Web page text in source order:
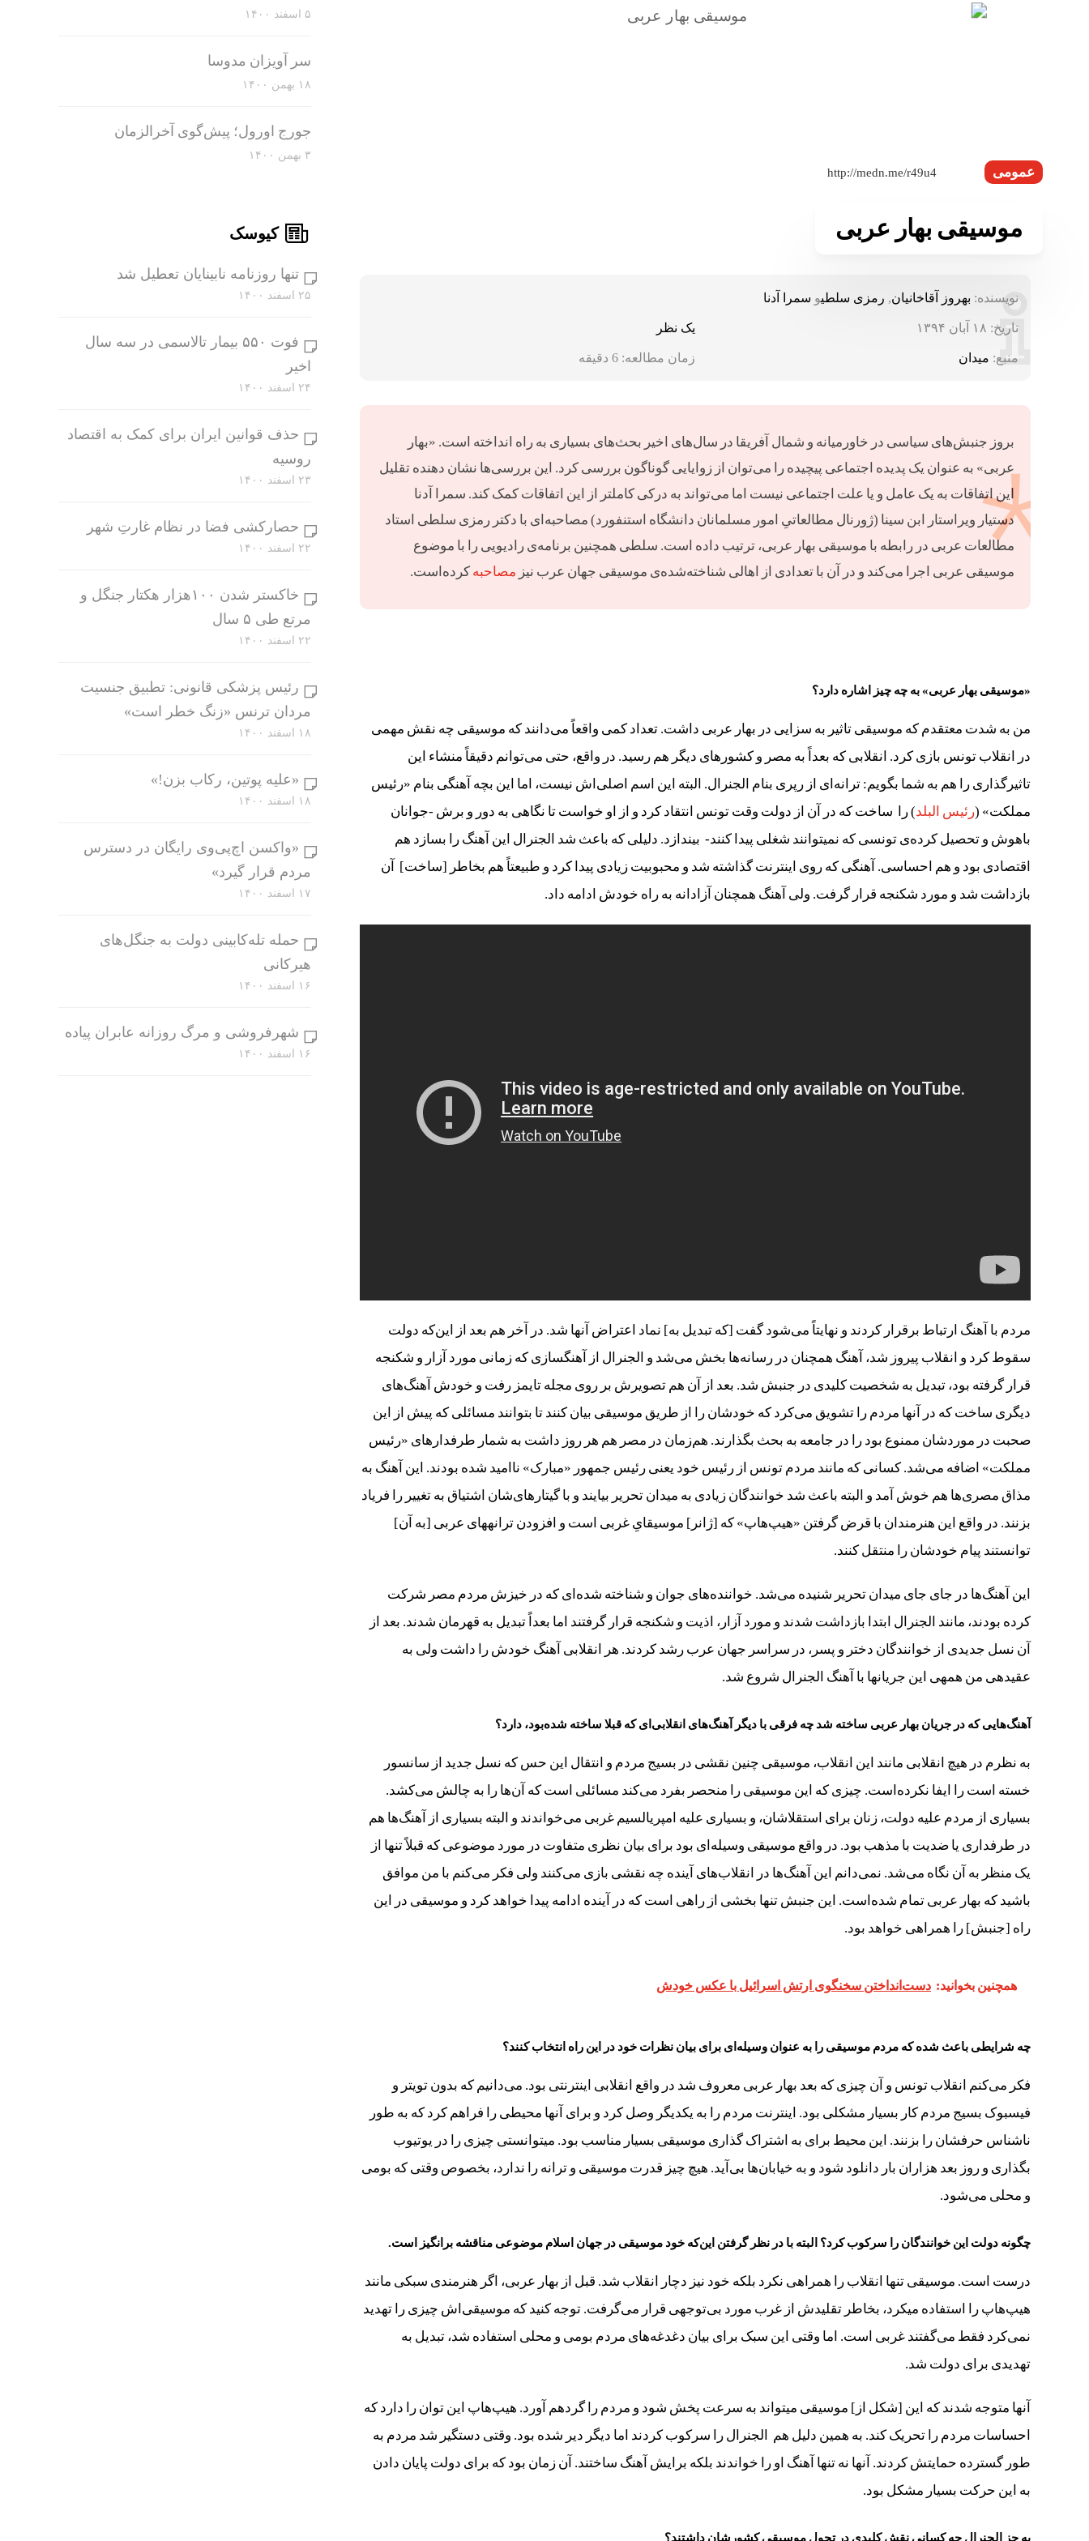
عمومی
موسیقی بهار عربی
نویسنده: بهروز آقاخانیان, رمزی سلطیو سمرا آدنا
تاریخ: ۱۸ آبان ۱۳۹۴ یک نظر
منبع: میدان زمان مطالعه: 6 دقیقه
بروز جنبش‌های سیاسی در خاورمیانه و شمال آفریقا در سال‌های اخیر بحث‌های بسیاری به راه انداخته است. «بهار
عربی» به عنوان یک پدیده اجتماعی پیچیده را می‌توان از زوایایی گوناگون بررسی کرد. این بررسی‌ها نشان دهنده تقلیل
این اتفاقات به یک عامل و یا علت اجتماعی نیست اما می‌تواند به درکی کاملتر از این اتفاقات کمک کند. سمرا آدنا
دستیار ویراستار ابن سینا (ژورنال مطالعاتیِ امور مسلمانان دانشگاه استنفورد) مصاحبه‌ای با دکتر رمزی سلطی استاد
مطالعات عربی در رابطه با موسیقی بهار عربی، ترتیب داده است. سلطی همچنین برنامه‌ی رادیویی را با موضوع
موسیقی عربی اجرا می‌کند و در آن با تعدادی از اهالی شناخته‌شده‌ی موسیقی جهان عرب نیز مصاحبه کرده‌است.
«موسیقی بهار عربی» به چه چیز اشاره دارد؟
من به شدت معتقدم که موسیقی تاثیر به سزایی در بهار عربی داشت. تعداد کمی واقعاً می‌دانند که موسیقی چه نقش مهمی
در انقلاب تونس بازی کرد. انقلابی که بعداً به مصر و کشورهای دیگر هم رسید. در واقع، حتی می‌توانم دقیقاً منشاء این
تاثیرگذاری را هم به شما بگویم: ترانه‌ای از رپری بنام الجنرال. البته این اسم اصلی‌اش نیست، اما این بچه آهنگی بنام «رئیس
مملکت» (رئیس البلد) را ساخت که در آن از دولت وقت تونس انتقاد کرد و از او خواست تا نگاهی به دور و برش -جوانان
باهوش و تحصیل کرده‌ی تونسی که نمیتوانند شغلی پیدا کنند- بیندازد. دلیلی که باعث شد الجنرال این آهنگ را بسازد هم
اقتصادی بود و هم احساسی. آهنگی که روی اینترنت گذاشته شد و محبوبیت زیادی پیدا کرد و طبیعتاً هم بخاطر [ساخت] آن
بازداشت شد و مورد شکنجه قرار گرفت. ولی آهنگ همچنان آزادانه به راه خودش ادامه داد.
مردم با آهنگ ارتباط برقرار کردند و نهایتاً می‌شود گفت [که تبدیل به] نماد اعتراض آنها شد. در آخر هم بعد از این‌که دولت
سقوط کرد و انقلاب پیروز شد، آهنگ همچنان در رسانه‌ها بخش می‌شد و الجنرال از آهنگسازی که زمانی مورد آزار و شکنجه
قرار گرفته‌ بود، تبدیل به شخصیت کلیدی در جنبش شد. بعد از آن هم تصویرش بر روی مجله تایمز رفت و خودش آهنگ‌های
دیگری ساخت که در آنها مردم را تشویق می‌کرد که خودشان را از طریق موسیقی بیان کنند تا بتوانند مسائلی که پیش از این
صحبت در موردشان ممنوع بود را در جامعه به بحث بگذارند. هم‌زمان در مصر هم هر روز داشت به شمار طرفدارهای «رئیس
مملکت» اضافه می‌شد. کسانی که مانند مردم تونس از رئیس خود یعنی رئیس جمهور «مبارک» ناامید شده بودند. این آهنگ به
مذاق مصری‌ها هم خوش آمد و البته باعث شد خوانندگان زیادی به میدان تحریر بیایند و با گیتارها‌‌‌‌ی‌شان اشتیاق به تغییر را فریاد
بزنند. در واقع این هنرمندان با قرض گرفتن «هیپ‌هاپ» که [ژانر] موسیقایِ‎ غربی است و افزودن ترانه‎های عربی [به آن]
توانستند پیام خودشان را منتقل کنند.
این آهنگ‌ها در جای جای میدان تحریر شنیده می‌شد. خواننده‌های جوان و شناخته شده‌ای که در خیزش مردم مصر شرکت
کرده بودند، مانند الجنرال ابتدا بازداشت شدند و مورد آزار، اذیت و شکنجه قرار گرفتند اما بعداً تبدیل به قهرمان شدند. بعد از
آن نسل جدیدی از خوانندگان دختر و پسر، در سراسر جهان عرب رشد کردند. هر انقلابی آهنگ خودش را داشت ولی به
عقیده‎ی من همه‎ی این جریان‎ها با آهنگ الجنرال شروع شد.
آهنگ‌هایی که در جریان بهار عربی ساخته شد چه فرقی با دیگر آهنگ‌های انقلابی‌ای که قبلا ساخته شده‌بود، دارد؟
به نظرم در هیچ انقلابی مانند این انقلاب، موسیقی چنین نقشی در بسیج مردم و انتقال این حس که نسل جدید از سانسور
خسته است را ایفا نکرده‌است. چیزی که این موسیقی را منحصر بفرد می‌کند مسائلی است که آن‌ها را به چالش می‌کشد.
بسیاری از مردم علیه دولت، زنان برای استقلاشان، و بسیاری علیه امپریالسیم غربی می‌خواندند و البته بسیاری از آهنگ‌ها هم
در طرفداری یا ضدیت با مذهب بود. در واقع موسیقی وسیله‌ای بود برای بیان نظری متفاوت در مورد موضوعی که قبلاً تنها از
یک منظر به آن نگاه می‌شد. نمی‌دانم این آهنگ‌ها در انقلاب‌های آینده چه نقشی بازی می‌کنند ولی فکر می‌کنم با من موافق
باشید که بهار عربی تمام شده‌است. این جنبش تنها بخشی از راهی است که در آینده ادامه پیدا خواهد کرد و موسیقی در این
راه [جنبش] را همراهی خواهد بود.
همچنین بخوانید: دست‌انداختن سخنگوی ارتش اسرائیل با عکس خودش
چه شرایطی باعث شده که مردم موسیقی را به عنوان وسیله‌ای برای بیان نظرات خود در این راه انتخاب کنند؟
فکر می‌کنم انقلاب تونس و آن چیزی که بعد بهار عربی معروف شد در واقع انقلابی اینترنتی بود. می‌دانیم که بدون تویتر و
فیسبوک بسیج مردم کار بسیار مشکلی بود. اینترنت مردم را به یکدیگر وصل کرد و برای آنها محیطی را فراهم کرد که به طور
ناشناس حرفشان را بزنند. این محیط برای به اشتراک گذاری موسیقی بسیار مناسب بود. میتوانستی چیزی را در یوتیوب
بگذاری و روز بعد هزاران بار دانلود شود و به خیابا‌ن‌ها بی‌آید. هیچ چیز قدرت موسیقی و ترانه را ندارد، بخصوص وقتی که بومی
و محلی می‌شود.
چگونه دولت این خوانندگان را سرکوب کرد؟ البته با در نظر گرفتن این‌که خود موسیقی در جهان اسلام موضوعی مناقشه برانگیز است.
درست است. موسیقی تنها انقلاب را همراهی نکرد بلکه خود نیز دچار انقلاب شد. قبل از بهار عربی، اگر هنرمندی سبکی مانند
هیپ‌هاپ را استفاده میکرد، بخاطر تقلیدش از غرب مورد بی‌توجهی قرار می‌گرفت. توجه کنید که موسیقی‌اش چیزی را تهدید
نمی‌کرد فقط می‌گفتند غربی است. اما وقتی این سبک برای بیان دغدغه‌های مردم بومی و محلی استفاده شد، تبدیل به
تهدیدی برای دولت شد.
آنها متوجه شدند که این [شکل از] موسیقی میتواند به سرعت پخش شود و مردم را گردهم آورد. هیپ‌هاپ این توان را دارد که
احساسات مردم را تحریک کند. به همین دلیل هم الجنرال را سرکوب کردند اما دیگر دیر شده بود. وقتی دستگیر شد مردم به
طور گسترده حمایتش کردند. آنها نه تنها آهنگ او را خواندند بلکه برایش آهنگ ساختند. آن زمان بود که برای دولت پایان دادن
به این حرکت بسیار مشکل بود.
به جز الجنرال چه کسانی نقش کلیدی در تحول موسیقی کشورشان داشتند؟
۵ اسفند ۱۴۰۰
سر آویزان مدوسا
۱۸ بهمن ۱۴۰۰
جورج اورول؛ پیش‌گوی آخرالزمان
۳ بهمن ۱۴۰۰
کیوسک
تنها روزنامه نابینایان تعطیل شد
۲۵ اسفند ۱۴۰۰
فوت ۵۵۰ بیمار تالاسمی در سه سال
اخیر
۲۴ اسفند ۱۴۰۰
حذف قوانین ایران برای کمک به اقتصاد
روسیه
۲۳ اسفند ۱۴۰۰
حصارکشی فضا در نظام غارتِ شهر
۲۲ اسفند ۱۴۰۰
خاکستر شدن ۱۰۰هزار هکتار جنگل و
مرتع طی ۵ سال
۲۲ اسفند ۱۴۰۰
رئیس پزشکی قانونی: تطبیق جنسیت
مردان ترنس «زنگ خطر است»
۱۸ اسفند ۱۴۰۰
«علیه پوتین، رکاب بزن!»
۱۸ اسفند ۱۴۰۰
«واکسن اچ‌پی‌وی رایگان در دسترس
مردم قرار گیرد»
۱۷ اسفند ۱۴۰۰
حمله تله‌کابینی دولت به جنگل‌های
هیرکانی
۱۶ اسفند ۱۴۰۰
شهرفروشی و مرگ روزانه عابران پیاده
۱۶ اسفند ۱۴۰۰